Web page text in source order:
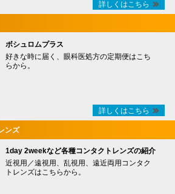
詳しくはこちら
ボシュロムプラス
好きな時に届く、眼科医処方の定期便はこち
らから。
詳しくはこちら
ンズ
1day 2weekなど各種コンタクトレンズの紹介
近視用／遠視用、乱視用、遠近両用コンタク
トレンズはこちらから。